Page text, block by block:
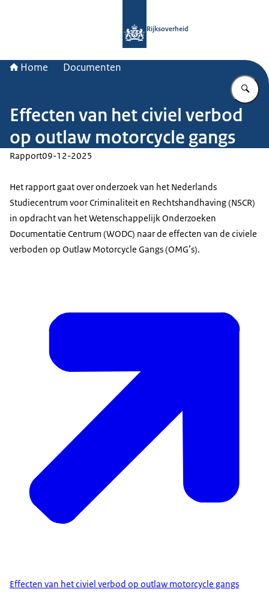
Rijksoverheid
Home Documenten
Effecten van het civiel verbod
op outlaw motorcycle gangs
Rapport09-12-2025
Het rapport gaat over onderzoek van het Nederlands
Studiecentrum voor Criminaliteit en Rechtshandhaving (NSCR)
in opdracht van het Wetenschappelijk Onderzoeken
Documentatie Centrum (WODC) naar de effecten van de civiele
verboden op Outlaw Motorcycle Gangs (OMG’s).
Effecten van het civiel verbod op outlaw motorcycle gangs